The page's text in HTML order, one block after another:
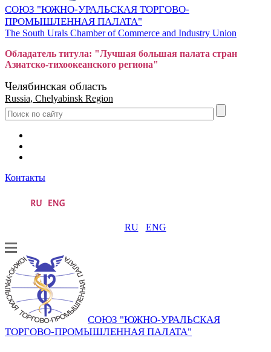
СОЮЗ "ЮЖНО-УРАЛЬСКАЯ ТОРГОВО-
ПРОМЫШЛЕННАЯ ПАЛАТА"
The South Urals Chamber of Commerce and Industry Union
Обладатель титула: "Лучшая большая палата стран
Азиатско-тихоокеанского региона"
Челябинская область
Russia, Chelyabinsk Region
Контакты
RU ENG
СОЮЗ "ЮЖНО-УРАЛЬСКАЯ
ТОРГОВО-ПРОМЫШЛЕННАЯ ПАЛАТА"